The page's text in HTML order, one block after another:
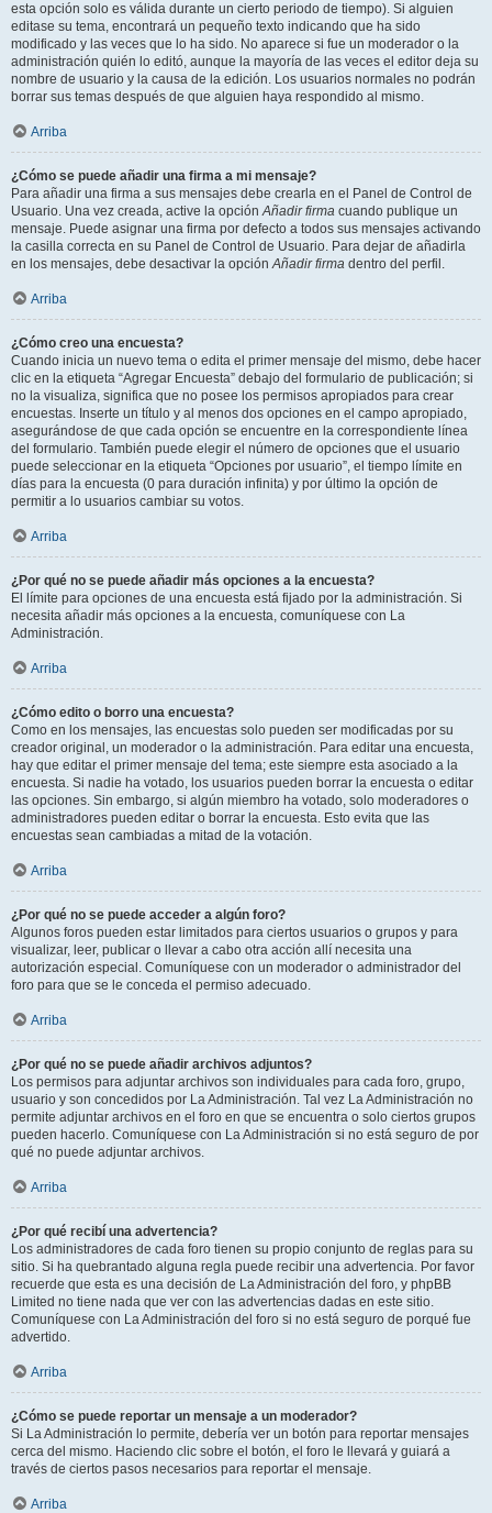
esta opción solo es válida durante un cierto periodo de tiempo). Si alguien
editase su tema, encontrará un pequeño texto indicando que ha sido
modificado y las veces que lo ha sido. No aparece si fue un moderador o la
administración quién lo editó, aunque la mayoría de las veces el editor deja su
nombre de usuario y la causa de la edición. Los usuarios normales no podrán
borrar sus temas después de que alguien haya respondido al mismo.
Arriba
¿Cómo se puede añadir una firma a mi mensaje?
Para añadir una firma a sus mensajes debe crearla en el Panel de Control de
Usuario. Una vez creada, active la opciónAñadir firma cuando publique un
mensaje. Puede asignar una firma por defecto a todos sus mensajes activando
la casilla correcta en su Panel de Control de Usuario. Para dejar de añadirla
en los mensajes, debe desactivar la opciónAñadir firma dentro del perfil.
Arriba
¿Cómo creo una encuesta?
Cuando inicia un nuevo tema o edita el primer mensaje del mismo, debe hacer
clic en la etiqueta “Agregar Encuesta” debajo del formulario de publicación; si
no la visualiza, significa que no posee los permisos apropiados para crear
encuestas. Inserte un título y al menos dos opciones en el campo apropiado,
asegurándose de que cada opción se encuentre en la correspondiente línea
del formulario. También puede elegir el número de opciones que el usuario
puede seleccionar en la etiqueta “Opciones por usuario”, el tiempo límite en
días para la encuesta (0 para duración infinita) y por último la opción de
permitir a lo usuarios cambiar su votos.
Arriba
¿Por qué no se puede añadir más opciones a la encuesta?
El límite para opciones de una encuesta está fijado por la administración. Si
necesita añadir más opciones a la encuesta, comuníquese con La
Administración.
Arriba
¿Cómo edito o borro una encuesta?
Como en los mensajes, las encuestas solo pueden ser modificadas por su
creador original, un moderador o la administración. Para editar una encuesta,
hay que editar el primer mensaje del tema; este siempre esta asociado a la
encuesta. Si nadie ha votado, los usuarios pueden borrar la encuesta o editar
las opciones. Sin embargo, si algún miembro ha votado, solo moderadores o
administradores pueden editar o borrar la encuesta. Esto evita que las
encuestas sean cambiadas a mitad de la votación.
Arriba
¿Por qué no se puede acceder a algún foro?
Algunos foros pueden estar limitados para ciertos usuarios o grupos y para
visualizar, leer, publicar o llevar a cabo otra acción allí necesita una
autorización especial. Comuníquese con un moderador o administrador del
foro para que se le conceda el permiso adecuado.
Arriba
¿Por qué no se puede añadir archivos adjuntos?
Los permisos para adjuntar archivos son individuales para cada foro, grupo,
usuario y son concedidos por La Administración. Tal vez La Administración no
permite adjuntar archivos en el foro en que se encuentra o solo ciertos grupos
pueden hacerlo. Comuníquese con La Administración si no está seguro de por
qué no puede adjuntar archivos.
Arriba
¿Por qué recibí una advertencia?
Los administradores de cada foro tienen su propio conjunto de reglas para su
sitio. Si ha quebrantado alguna regla puede recibir una advertencia. Por favor
recuerde que esta es una decisión de La Administración del foro, y phpBB
Limited no tiene nada que ver con las advertencias dadas en este sitio.
Comuníquese con La Administración del foro si no está seguro de porqué fue
advertido.
Arriba
¿Cómo se puede reportar un mensaje a un moderador?
Si La Administración lo permite, debería ver un botón para reportar mensajes
cerca del mismo. Haciendo clic sobre el botón, el foro le llevará y guiará a
través de ciertos pasos necesarios para reportar el mensaje.
Arriba